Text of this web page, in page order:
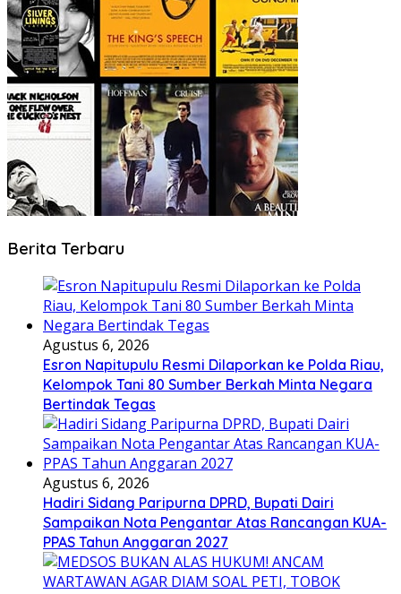
Berita Terbaru
Agustus 6, 2026
Esron Napitupulu Resmi Dilaporkan ke Polda Riau,
Kelompok Tani 80 Sumber Berkah Minta Negara
Bertindak Tegas
Agustus 6, 2026
Hadiri Sidang Paripurna DPRD, Bupati Dairi
Sampaikan Nota Pengantar Atas Rancangan KUA-
PPAS Tahun Anggaran 2027